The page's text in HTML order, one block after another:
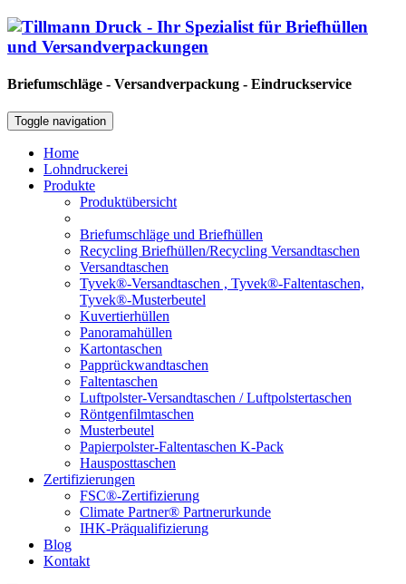
Briefumschläge - Versandverpackung - Eindruckservice
Toggle navigation
Home
Lohndruckerei
Produkte
Produktübersicht
Briefumschläge und Briefhüllen
Recycling Briefhüllen/Recycling Versandtaschen
Versandtaschen
Tyvek®-Versandtaschen , Tyvek®-Faltentaschen,
Tyvek®-Musterbeutel
Kuvertierhüllen
Panoramahüllen
Kartontaschen
Papprückwandtaschen
Faltentaschen
Luftpolster-Versandtaschen / Luftpolstertaschen
Röntgenfilmtaschen
Musterbeutel
Papierpolster-Faltentaschen K-Pack
Hausposttaschen
Zertifizierungen
FSC®-Zertifizierung
Climate Partner® Partnerurkunde
IHK-Präqualifizierung
Blog
Kontakt